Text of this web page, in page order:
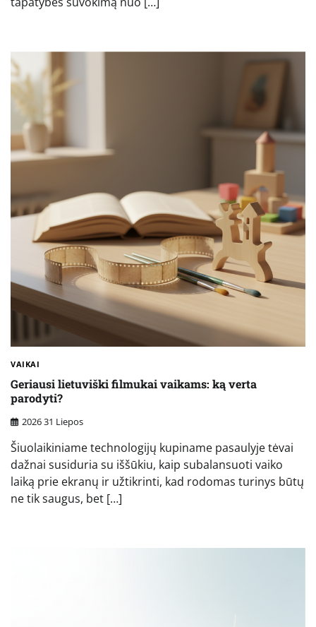
VAIKAI
Geriausi lietuviški filmukai vaikams: ką verta
parodyti?
2026 31 Liepos
Šiuolaikiniame technologijų kupiname pasaulyje tėvai
dažnai susiduria su iššūkiu, kaip subalansuoti vaiko
laiką prie ekranų ir užtikrinti, kad rodomas turinys būtų
ne tik saugus, bet […]